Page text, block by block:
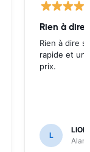
Rien à dire
Rien à dire
rapide et un
prix.
L